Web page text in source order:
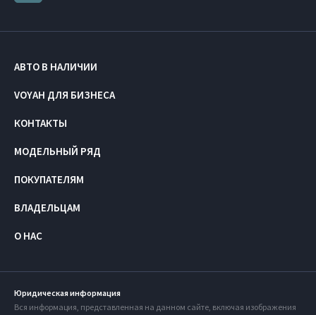
АВТО В НАЛИЧИИ
VOYAH ДЛЯ БИЗНЕСА
КОНТАКТЫ
МОДЕЛЬНЫЙ РЯД
ПОКУПАТЕЛЯМ
ВЛАДЕЛЬЦАМ
О НАС
Юридическая информация
Вся информация, представленная на данном сайте, включая изображения